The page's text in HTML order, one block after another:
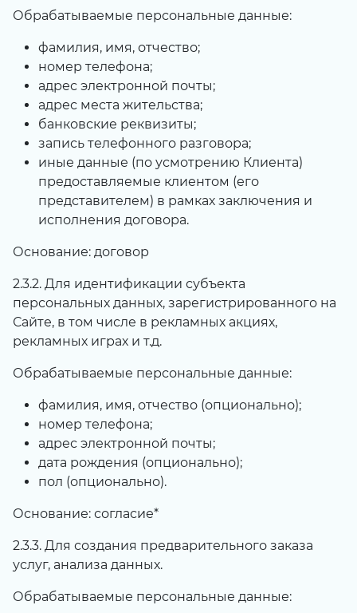
Обрабатываемые персональные данные:
фамилия, имя, отчество;
номер телефона;
адрес электронной почты;
адрес места жительства;
банковские реквизиты;
запись телефонного разговора;
иные данные (по усмотрению Клиента)
предоставляемые клиентом (его
представителем) в рамках заключения и
исполнения договора.
Основание: договор
2.3.2. Для идентификации субъекта
персональных данных, зарегистрированного на
Сайте, в том числе в рекламных акциях,
рекламных играх и т.д.
Обрабатываемые персональные данные:
фамилия, имя, отчество (опционально);
номер телефона;
адрес электронной почты;
дата рождения (опционально);
пол (опционально).
Основание: согласие*
2.3.3. Для создания предварительного заказа
услуг, анализа данных.
Обрабатываемые персональные данные: